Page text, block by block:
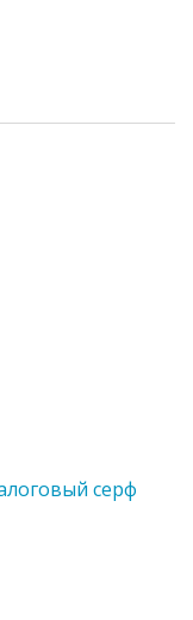
серф